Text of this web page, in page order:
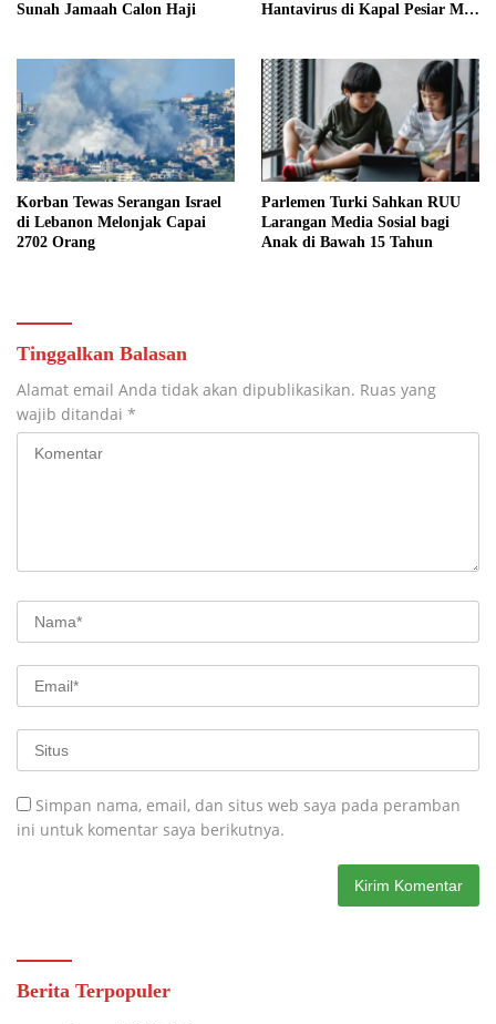
Sunah Jamaah Calon Haji
Hantavirus di Kapal Pesiar MV
Korban Tewas Serangan Israel
di Lebanon Melonjak Capai
2702 Orang
Parlemen Turki Sahkan RUU
Larangan Media Sosial bagi
Anak di Bawah 15 Tahun
Tinggalkan Balasan
Alamat email Anda tidak akan dipublikasikan. Ruas yang
wajib ditandai *
Simpan nama, email, dan situs web saya pada peramban
ini untuk komentar saya berikutnya.
Berita Terpopuler